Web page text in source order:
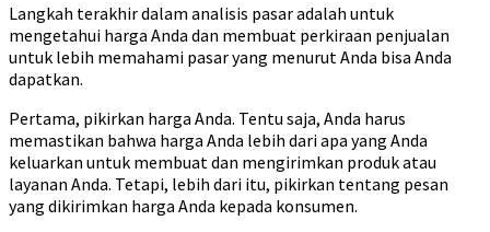
Langkah terakhir dalam analisis pasar adalah untuk
mengetahui harga Anda dan membuat perkiraan penjualan
untuk lebih memahami pasar yang menurut Anda bisa Anda
dapatkan.
Pertama, pikirkan harga Anda. Tentu saja, Anda harus
memastikan bahwa harga Anda lebih dari apa yang Anda
keluarkan untuk membuat dan mengirimkan produk atau
layanan Anda. Tetapi, lebih dari itu, pikirkan tentang pesan
yang dikirimkan harga Anda kepada konsumen.